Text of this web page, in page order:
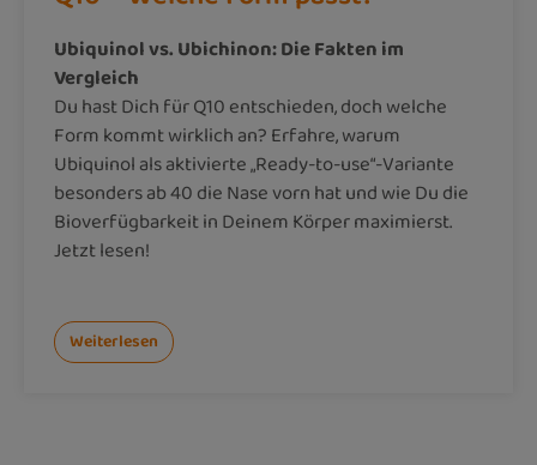
Ubiquinol vs. Ubichinon: Die Fakten im
Vergleich
Du hast Dich für Q10 entschieden, doch welche
Form kommt wirklich an? Erfahre, warum
Ubiquinol als aktivierte „Ready-to-use“-Variante
besonders ab 40 die Nase vorn hat und wie Du die
Bioverfügbarkeit in Deinem Körper maximierst.
Jetzt lesen!
Weiterlesen